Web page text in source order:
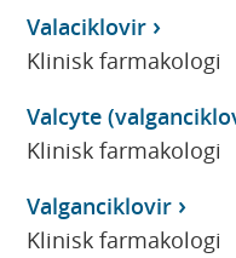
Valaciklovir
Klinisk farmakologi
Valcyte
Klinisk farmakologi
Valganciklovir
Klinisk farmakologi